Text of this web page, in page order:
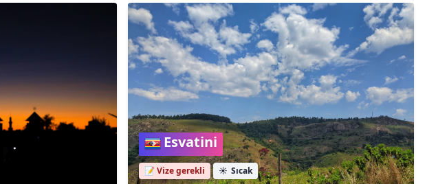
Esvatini
📝 Vize gerekli ☀️ Sıcak